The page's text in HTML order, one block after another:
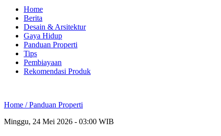
Home
Berita
Desain & Arsitektur
Gaya Hidup
Panduan Properti
Tips
Pembiayaan
Rekomendasi Produk
Home /Panduan Properti
Minggu, 24 Mei 2026 - 03:00 WIB